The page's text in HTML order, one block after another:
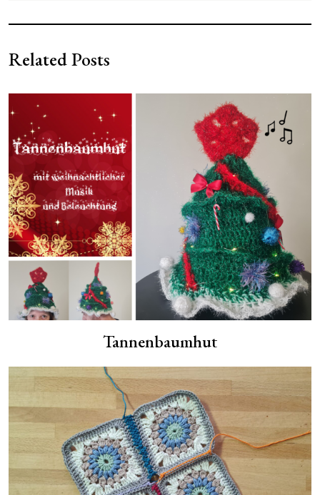
Related Posts
Tannenbaumhut